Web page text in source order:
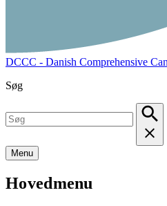
DCCC - Danish Comprehensive
Søg
Menu
Hovedmenu